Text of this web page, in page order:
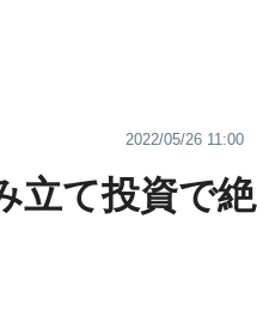
2022/05/26 11:00
立て投資で絶